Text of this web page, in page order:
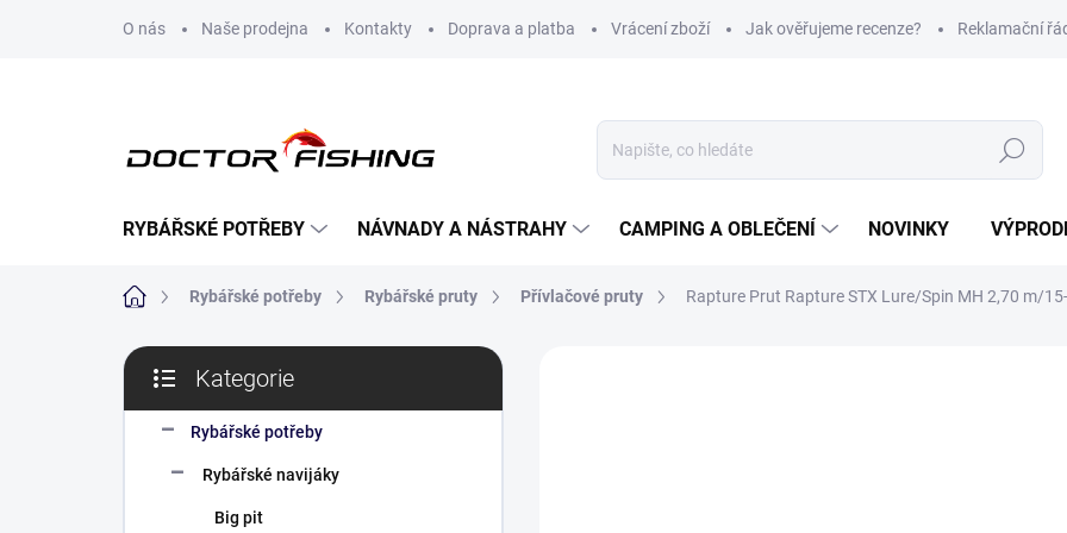
O nás Naše prodejna Kontakty Doprava a platba Vrácení zboží Jak ověřujeme recenze? Reklamační
Hledat
RYBÁŘSKÉ POTŘEBY NÁVNADY A NÁSTRAHY CAMPING A OBLEČENÍ NOVINKY
Domů Rybářské potřeby Rybářské pruty Přívlačové pruty Rapture Prut Rapture STX Lure/Spin MH 2,70 m/
P
s
kategorie
Kategorie
Rybářské potřeby
Rybářské navijáky
Big pit